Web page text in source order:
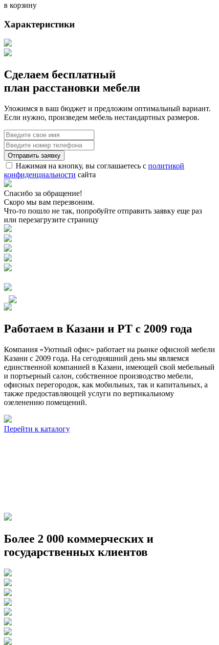
в корзину
Характеристики
Сделаем бесплатный
план расстановки мебели
Уложимся в ваш бюджет и предложим оптимальный вариант.
Если нужно, произведем мебель нестандартных размеров.
Нажимая на кнопку, вы соглашаетесь с политикой
конфиденциальности сайта
Спасибо за обращение!
Скоро мы вам перезвоним.
Что-то пошло не так, попробуйте отправить заявку еще раз
или перезагрузите страницу
Работаем в Казани и РТ с 2009 года
Компания «Уютный офис» работает на рынке офисной мебели
Казани с 2009 года. На сегодняшний день мы являемся
единственной компанией в Казани, имеющей свой мебельный
и портьерный салон, собственное производство мебели,
офисных перегородок, как мобильных, так и капитальных, а
также предоставляющей услуги по вертикальному
озеленению помещений.
Перейти к каталогу
Более 2 000 коммерческих и
государственных клиентов